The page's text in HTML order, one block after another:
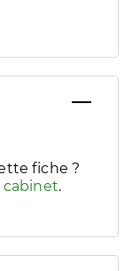
besoins
fiche ?
cabinet.